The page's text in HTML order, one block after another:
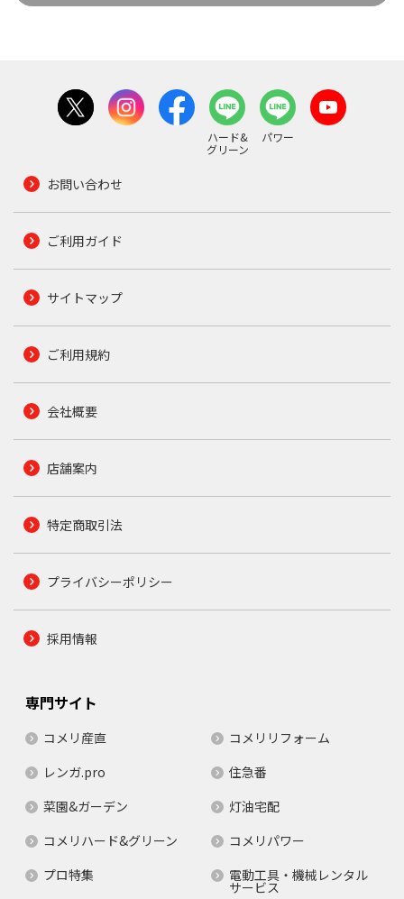
ハード&
グリーン
パワー
お問い合わせ
ご利用ガイド
サイトマップ
ご利用規約
会社概要
店舗案内
特定商取引法
プライバシーポリシー
採用情報
専門サイト
コメリ産直
コメリリフォーム
レンガ.pro
住急番
菜園&ガーデン
灯油宅配
コメリハード&グリーン
コメリパワー
プロ特集
電動工具・機械レンタル
サービス